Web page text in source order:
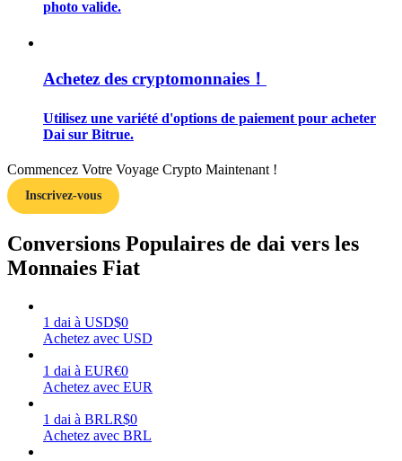
Stratégies de trading
Apprenez à rester rentable
Gagner
photo valide.
Achetez des cryptomonnaies！
Utilisez une variété d'options de paiement pour acheter
Dai sur Bitrue.
Commencez Votre Voyage Crypto Maintenant !
Inscrivez-vous
Conversions Populaires de dai vers les
Monnaies Fiat
1 dai à USD$0
Achetez avec USD
1 dai à EUR€0
Achetez avec EUR
1 dai à BRLR$0
Achetez avec BRL